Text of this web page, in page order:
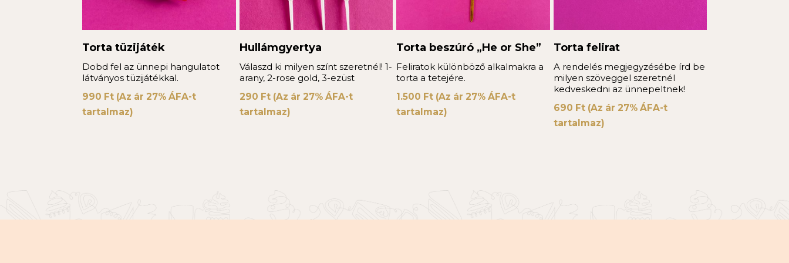
Torta tüzijáték
Dobd fel az ünnepi hangulatot
látványos tüzijátékkal.
990 Ft (Az ár 27% ÁFA-t
tartalmaz)
Hullámgyertya
Válaszd ki milyen színt szeretnél! 1-
arany, 2-rose gold, 3-ezüst
290 Ft(Az ár 27% ÁFA-t
tartalmaz)
Torta beszúró „He or She”
Feliratok különböző alkalmakra a
torta a tetejére.
1.500 Ft (Az ár 27% ÁFA-t
tartalmaz)
Torta felirat
A rendelés megjegyzésébe írd be
milyen szöveggel szeretnél
kedveskedni az ünnepeltnek!
690 Ft(Az ár 27% ÁFA-t
tartalmaz)